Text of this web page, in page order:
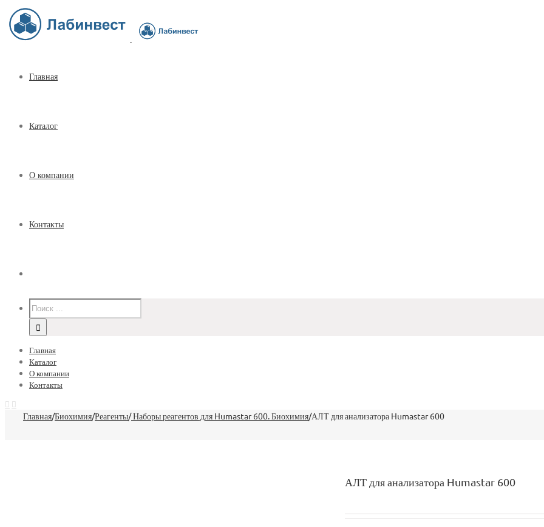
Главная
Каталог
О компании
Контакты
Главная
Каталог
О компании
Контакты
Главная/Биохимия/Реагенты/Наборы реагентов для Humastar 600. Биохимия/АЛТ для анализатора Humastar 600
АЛТ для анализатора Humastar 600